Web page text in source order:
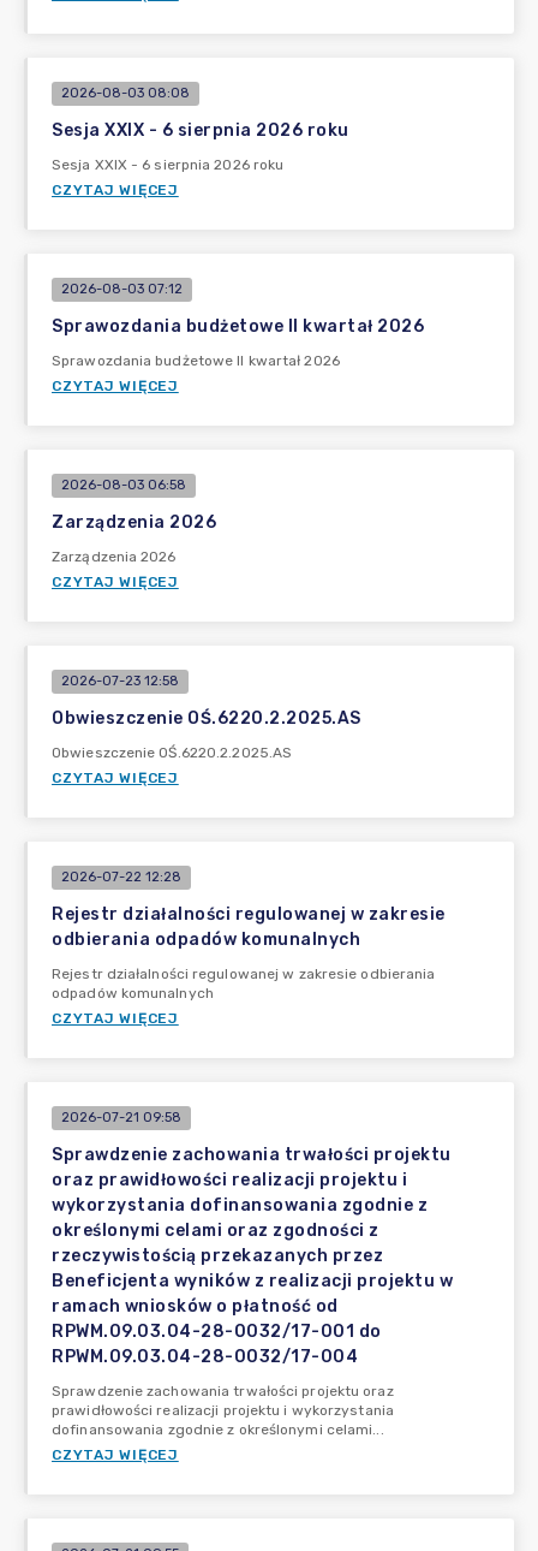
2026-08-03 08:08
Sesja XXIX - 6 sierpnia 2026 roku
Sesja XXIX - 6 sierpnia 2026 roku
CZYTAJ WIĘCEJ
2026-08-03 07:12
Sprawozdania budżetowe II kwartał 2026
Sprawozdania budżetowe II kwartał 2026
CZYTAJ WIĘCEJ
2026-08-03 06:58
Zarządzenia 2026
Zarządzenia 2026
CZYTAJ WIĘCEJ
2026-07-23 12:58
Obwieszczenie OŚ.6220.2.2025.AS
Obwieszczenie OŚ.6220.2.2025.AS
CZYTAJ WIĘCEJ
2026-07-22 12:28
Rejestr działalności regulowanej w zakresie
odbierania odpadów komunalnych
Rejestr działalności regulowanej w zakresie odbierania
odpadów komunalnych
CZYTAJ WIĘCEJ
2026-07-21 09:58
Sprawdzenie zachowania trwałości projektu
oraz prawidłowości realizacji projektu i
wykorzystania dofinansowania zgodnie z
określonymi celami oraz zgodności z
rzeczywistością przekazanych przez
Beneficjenta wyników z realizacji projektu w
ramach wniosków o płatność od
RPWM.09.03.04-28-0032/17-001 do
RPWM.09.03.04-28-0032/17-004
Sprawdzenie zachowania trwałości projektu oraz
prawidłowości realizacji projektu i wykorzystania
dofinansowania zgodnie z określonymi celami...
CZYTAJ WIĘCEJ